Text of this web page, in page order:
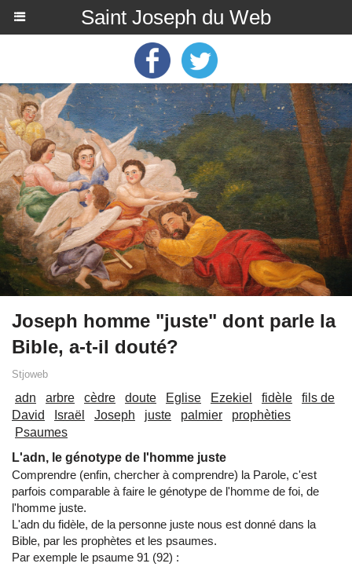
Saint Joseph du Web
Joseph homme "juste" dont parle la
Bible, a-t-il douté?
Stjoweb
adn arbre cèdre doute Eglise Ezekiel fidèle
fils de
David
Israël Joseph juste palmier
prophèties
Psaumes
L'adn, le génotype de l'homme juste
Comprendre (enfin, chercher à comprendre) la Parole, c'est
parfois comparable à faire le génotype de l'homme de foi, de
l'homme juste.
L'adn du fidèle, de la personne juste nous est donné dans la
Bible, par les prophètes et les psaumes.
Par exemple le psaume 91 (92) :